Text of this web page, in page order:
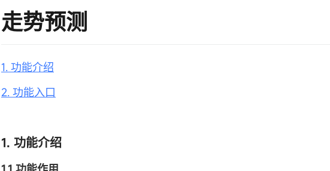
走势预测
1. 功能介绍
2. 功能入口
1. 功能介绍